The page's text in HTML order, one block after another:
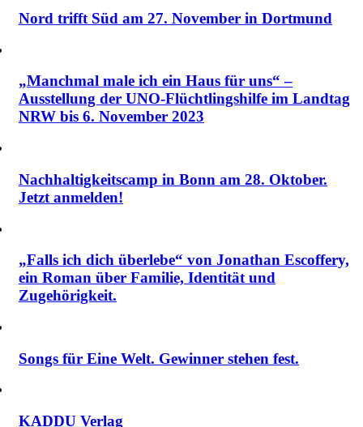
Nord trifft Süd am 27. November in Dortmund
„Manchmal male ich ein Haus für uns“ –
Ausstellung der UNO-Flüchtlingshilfe im Landtag
NRW bis 6. November 2023
Nachhaltigkeitscamp in Bonn am 28. Oktober.
Jetzt anmelden!
„Falls ich dich überlebe“ von Jonathan Escoffery,
ein Roman über Familie, Identität und
Zugehörigkeit.
Songs für Eine Welt. Gewinner stehen fest.
KADDU Verlag